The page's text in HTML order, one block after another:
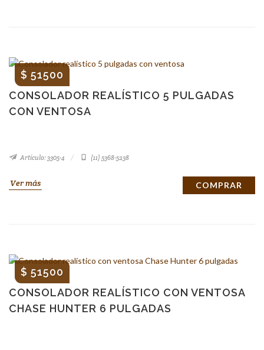
CONSOLADOR REALÍSTICO 5 PULGADAS
CON VENTOSA
$ 51500
Artículo: 3305-4 (11) 5368-5238
Ver más COMPRAR
CONSOLADOR REALÍSTICO CON VENTOSA
CHASE HUNTER 6 PULGADAS
$ 51500